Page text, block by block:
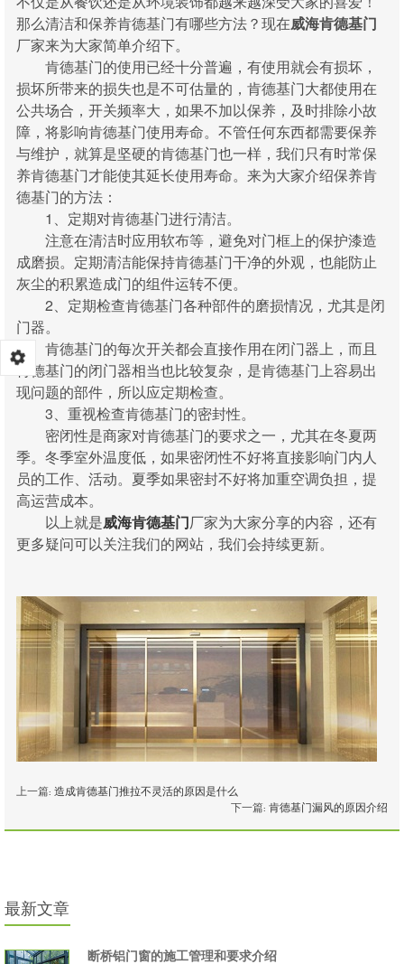
那么清洁和保养肯德基门有哪些方法？现在威海肯德基门
厂家来为大家简单介绍下。
肯德基门的使用已经十分普遍，有使用就会有损坏，
损坏所带来的损失也是不可估量的，肯德基门大都使用在
公共场合，开关频率大，如果不加以保养，及时排除小故
障，将影响肯德基门使用寿命。不管任何东西都需要保养
与维护，就算是坚硬的肯德基门也一样，我们只有时常保
养肯德基门才能使其延长使用寿命。来为大家介绍保养肯
德基门的方法：
1、定期对肯德基门进行清洁。
注意在清洁时应用软布等，避免对门框上的保护漆造
成磨损。定期清洁能保持肯德基门干净的外观，也能防止
灰尘的积累造成门的组件运转不便。
2、定期检查肯德基门各种部件的磨损情况，尤其是闭
门器。
肯德基门的每次开关都会直接作用在闭门器上，而且
肯德基门的闭门器相当也比较复杂，是肯德基门上容易出
现问题的部件，所以应定期检查。
3、重视检查肯德基门的密封性。
密闭性是商家对肯德基门的要求之一，尤其在冬夏两
季。冬季室外温度低，如果密闭性不好将直接影响门内人
员的工作、活动。夏季如果密封不好将加重空调负担，提
高运营成本。
以上就是威海肯德基门厂家为大家分享的内容，还有
更多疑问可以关注我们的网站，我们会持续更新。
上一篇: 造成肯德基门推拉不灵活的原因是什么
下一篇: 肯德基门漏风的原因介绍
最新文章
断桥铝门窗的施工管理和要求介绍